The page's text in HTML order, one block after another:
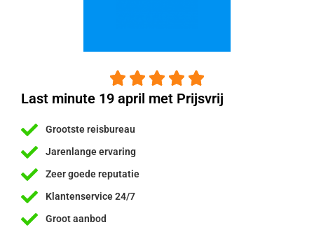
    
Last minute 19 april met Prijsvrij
Grootste reisbureau
Jarenlange ervaring
Zeer goede reputatie
Klantenservice 24/7
Groot aanbod